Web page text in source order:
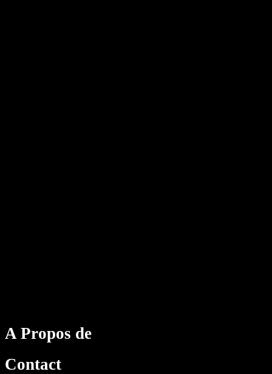
A Propos de
Contact